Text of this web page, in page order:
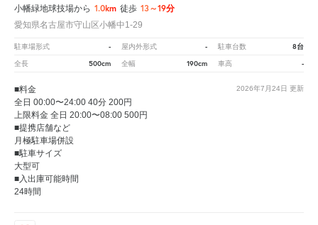
小幡緑地球技場から 1.0km 徒歩 13～19分
愛知県名古屋市守山区小幡中1-29
駐車場形式 - 屋内外形式 - 駐車台数 8台
全長 500cm 全幅 190cm 車高 -
2026年7月24日 更新
■料金
全日 00:00〜24:00 40分 200円
上限料金 全日 20:00〜08:00 500円
■提携店舗など
月極駐車場併設
■駐車サイズ
大型可
■入出庫可能時間
24時間